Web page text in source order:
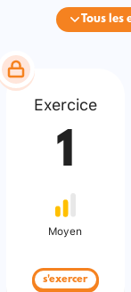
Tous les
Exercice
1
Moyen
s'exercer